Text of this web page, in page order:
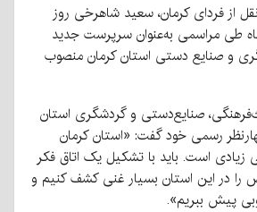
از فردای کرمان، سعید شاهرخی روز
شهریورماه طی مراسمی به‌عنوان سرپرست جدید
و صنایع دستی استان کرمان منصوب
صنایع‌دستی و گردشگری استان
رسمی خود گفت: «استان کرمان
زیادی است. باید با تشکیل یک اتاق فکر
را در این استان بسیار غنی کشف کنیم و
پیش ببریم».